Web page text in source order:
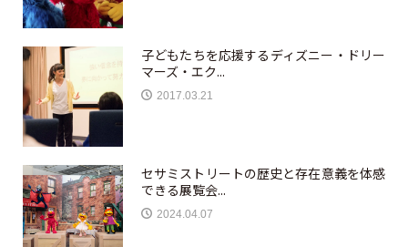
子どもたちを応援するディズニー・ドリー
マーズ・エク...
2017.03.21
セサミストリートの歴史と存在意義を体感
できる展覧会...
2024.04.07